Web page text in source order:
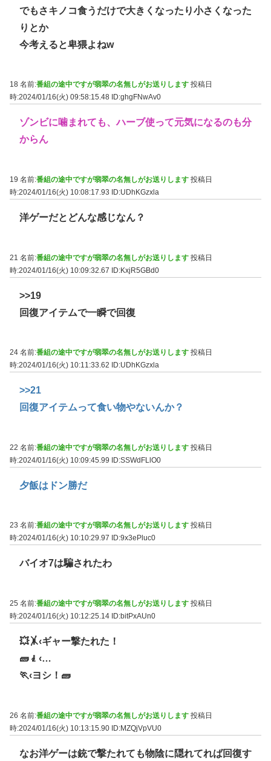
でもさキノコ食うだけで大きくなったり小さくなった
りとか
今考えると卑猥よねw
18 名前:番組の途中ですが翡翠の名無しがお送りします 投稿日
時:2024/01/16(火) 09:58:15.48 ID:ghgFNwAv0
ゾンビに噛まれても、ハーブ使って元気になるのも分
からん
19 名前:番組の途中ですが翡翠の名無しがお送りします 投稿日
時:2024/01/16(火) 10:08:17.93
ID:UDhKGzxla
洋ゲーだとどんな感じなん？
21 名前:番組の途中ですが翡翠の名無しがお送りします 投稿日
時:2024/01/16(火) 10:09:32.67 ID:KxjR5GBd0
>>19
回復アイテムで一瞬で回復
24 名前:番組の途中ですが翡翠の名無しがお送りします 投稿日
時:2024/01/16(火) 10:11:33.62
ID:UDhKGzxla
>>21
回復アイテムって食い物やないんか？
22 名前:番組の途中ですが翡翠の名無しがお送りします 投稿日
時:2024/01/16(火) 10:09:45.99 ID:SSWdFLlO0
夕飯はドン勝だ
23 名前:番組の途中ですが翡翠の名無しがお送りします 投稿日
時:2024/01/16(火) 10:10:29.97
ID:9x3ePluc0
バイオ7は騙されたわ
25 名前:番組の途中ですが翡翠の名無しがお送りします 投稿日
時:2024/01/16(火) 10:12:25.14 ID:bitPxAUn0
💥🤸‹ギャー撃たれた！
🧱🧎‹…
🏃‹ヨシ！🧱
26 名前:番組の途中ですが翡翠の名無しがお送りします 投稿日
時:2024/01/16(火) 10:13:15.90 ID:MZQjVpVU0
なお洋ゲーは銃で撃たれても物陰に隠れてれば回復す